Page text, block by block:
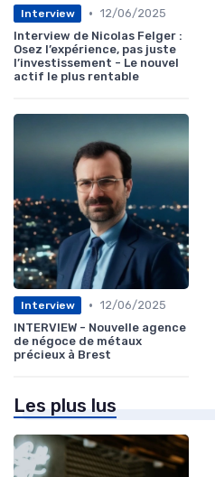
Interview • 12/06/2025
Interview de Nicolas Felger :
Osez l’expérience, pas juste
l’investissement - Le nouvel
actif le plus rentable
Interview • 12/06/2025
INTERVIEW - Nouvelle agence
de négoce de métaux
précieux à Brest
Les plus lus